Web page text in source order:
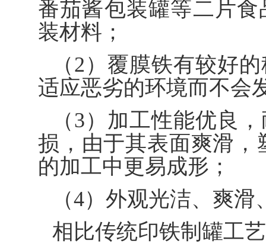
番茄酱包装罐等二片
装材料；
（2）覆膜铁有较好
适应恶劣的环境而不会
（3）加工性能优良
损，由于其表面爽滑，
的加工中更易成形；
（4）外观光洁、爽
相比传统印铁制罐工